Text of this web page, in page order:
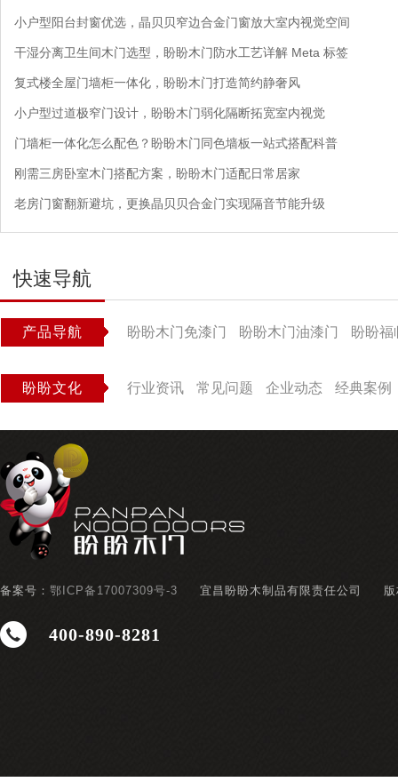
小户型阳台封窗优选，晶贝贝窄边合金门窗放大室内视觉空间
干湿分离卫生间木门选型，盼盼木门防水工艺详解 Meta 标签
复式楼全屋门墙柜一体化，盼盼木门打造简约静奢风
小户型过道极窄门设计，盼盼木门弱化隔断拓宽室内视觉
门墙柜一体化怎么配色？盼盼木门同色墙板一站式搭配科普
刚需三房卧室木门搭配方案，盼盼木门适配日常居家
老房门窗翻新避坑，更换晶贝贝合金门实现隔音节能升级
快速导航
产品导航 盼盼木门免漆门 盼盼木门油漆门 盼盼福
盼盼文化 行业资讯 常见问题 企业动态 经典案例
备案号： 鄂ICP备17007309号-3 宜昌盼盼木制品有限责任公司
400-890-8281